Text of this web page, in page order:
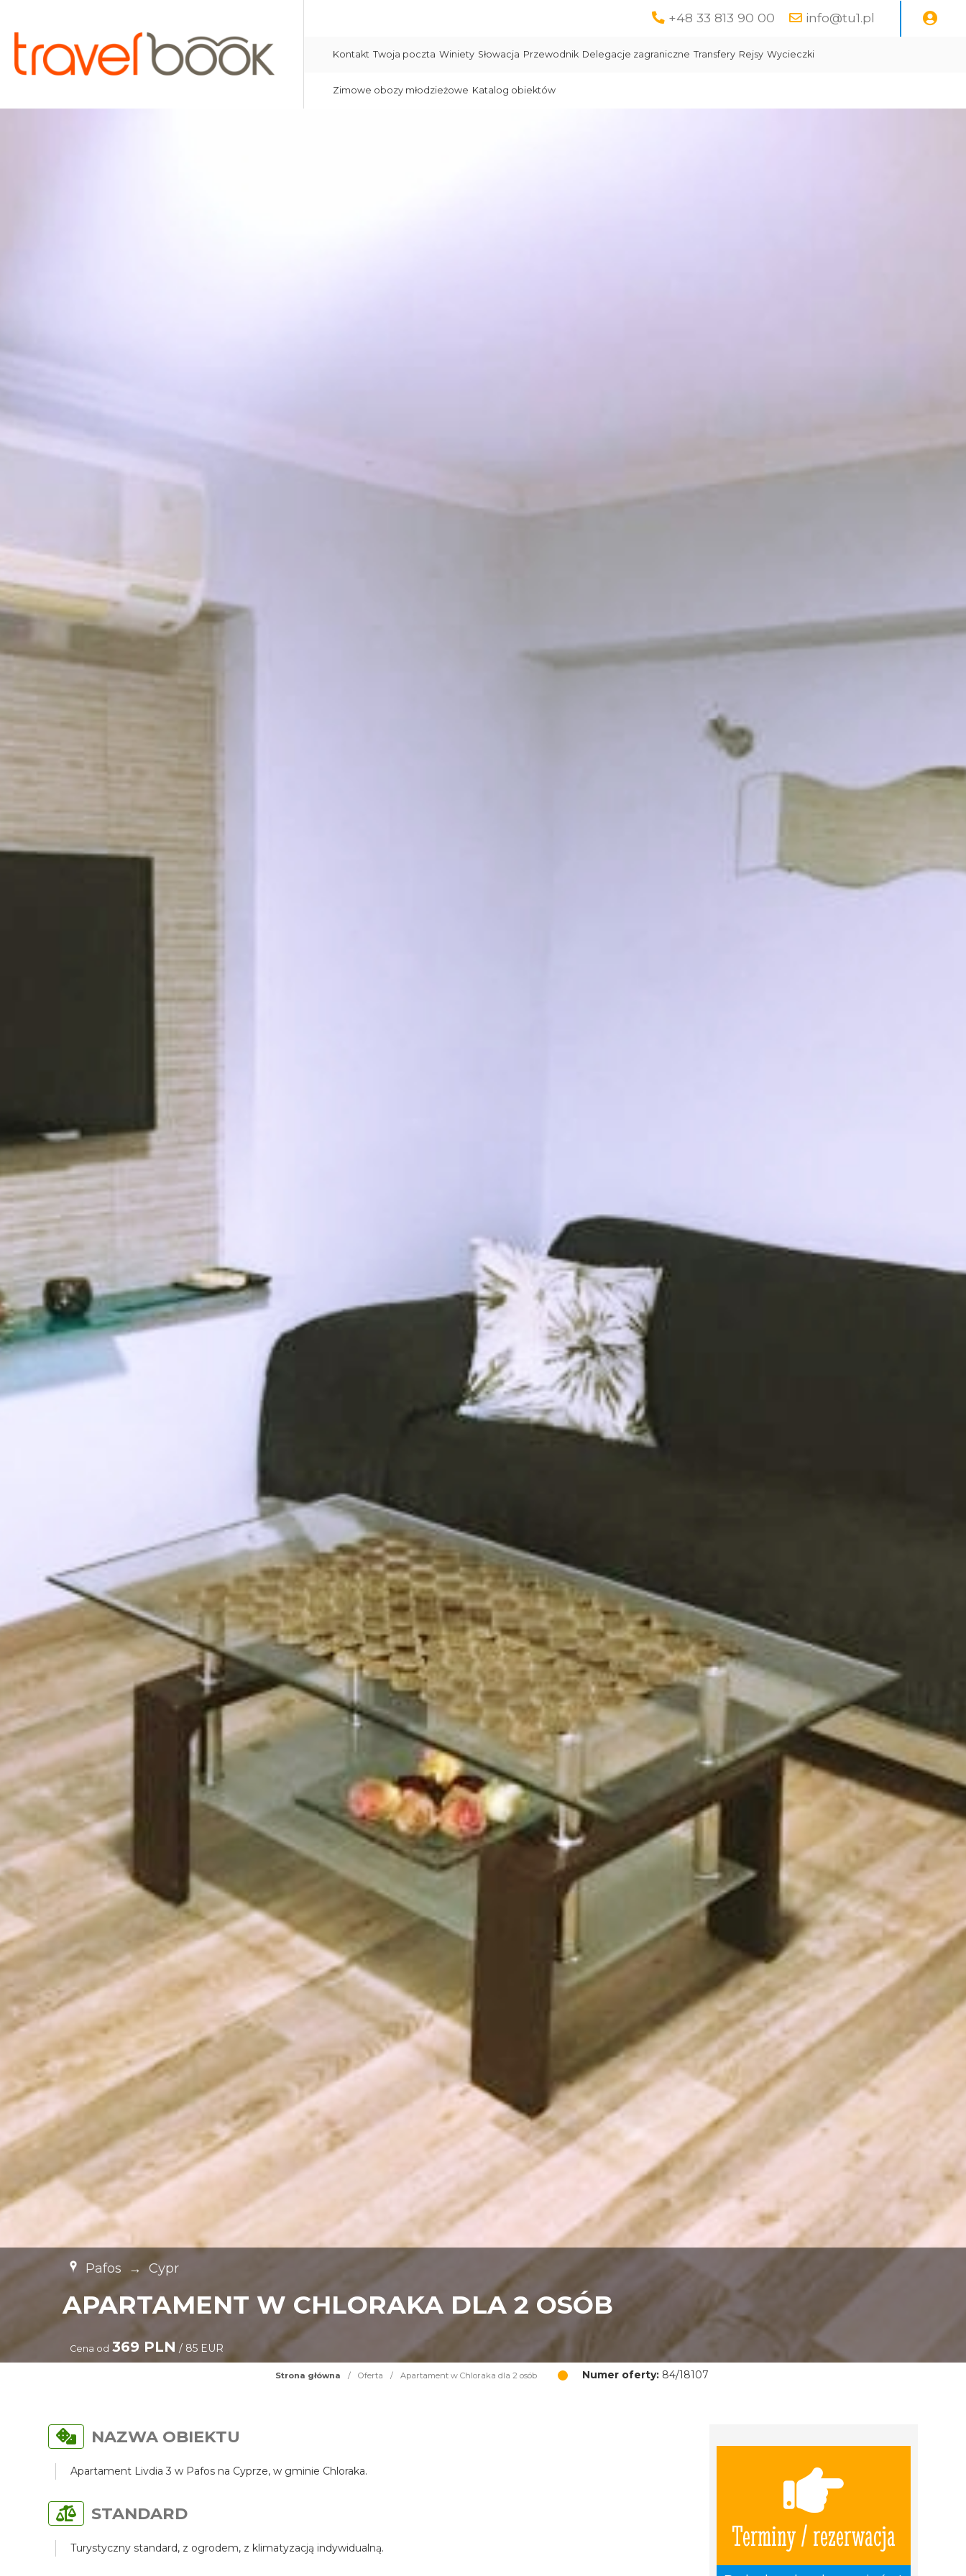
+48 33 813 90 00 info@tu1.pl
Kontakt Twoja poczta Winiety Słowacja Przewodnik Delegacje zagraniczne Transfery Rejsy Wycieczki
Zimowe obozy młodzieżowe Katalog obiektów
Pafos → Cypr
APARTAMENT W CHLORAKA DLA 2 OSÓB
Cena od 369 PLN / 85 EUR
Strona główna / Oferta / Apartament w Chloraka dla 2 osób Numer oferty: 84/18107
Terminy / rezerwacja
NAZWA OBIEKTU
Apartament Livdia 3 w Pafos na Cyprze, w gminie Chloraka.
STANDARD
Turystyczny standard, z ogrodem, z klimatyzacją indywidualną.